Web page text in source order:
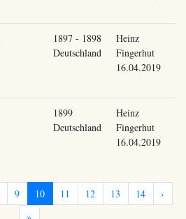
1897 - 1898
Deutschland
Heinz
Fingerhut
16.04.2019
1899
Deutschland
Heinz
Fingerhut
16.04.2019
9 10 11 12 13 14
›
»